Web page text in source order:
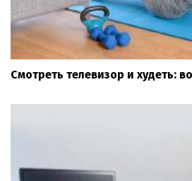
Смотреть телевизор и худеть: